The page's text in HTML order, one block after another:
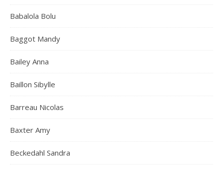
Babalola Bolu
Baggot Mandy
Bailey Anna
Baillon Sibylle
Barreau Nicolas
Baxter Amy
Beckedahl Sandra